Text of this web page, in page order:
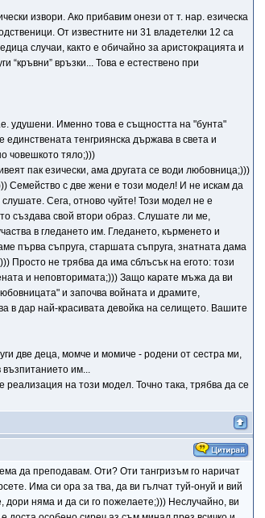
извори. Ако прибавим онези от т. нар. езическа
От известните ни 31 владетелки 12 са
случаи, както е обичайно за аристокрацията и
“кръвни” връзки... Това е естествено при
удушени. Именно това е същността на "бунта"
тенгриянска държава в света и
човешкото тяло;)))
пак езически, ама другата се води любовница;)))
Семейство с две жени е този модел! И не искам да
Сега, отново чуйте! Този модел не е
създава свой втори образ. Слушате ли ме,
в гледането им. Гледането, кърменето и
първа съпруга, старшата съпруга, знатната дама
Просто не трябва да има сблъсък на егото: този
и неповторимата;))) Защо карате мъжа да ви
и започва войната и драмите,
в дар най-красивата девойка на селището. Вашите
две деца, момче и момиче - родени от сестра ми,
им...
на този модел. Точно така, трябва да се
да преподавам. Оти? Оти тангризъм го наричат
Има си ора за тва, да ви гълчат туй-онуй и вий
дори няма и да си го пожелаете;))) Неслучайно, ви